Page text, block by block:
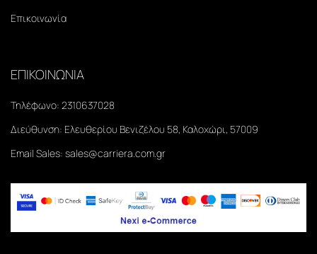
Επικοινωνία
ΕΠΙΚΟΙΝΩΝΙΑ
Τηλέφωνο: 2310637028
Διεύθυνση: Ελευθερίου Βενιζέλου 58, Καλοχώρι, 57009
Email Sales: sales@carriera.com.gr